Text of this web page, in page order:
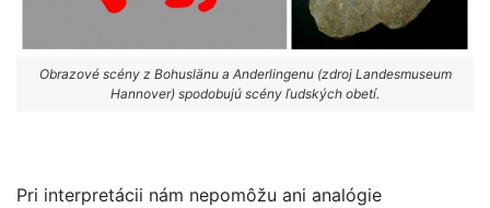
Obrazové scény z Bohuslänu a Anderlingenu (zdroj Landesmuseum
Hannover) spodobujú scény ľudských obetí.
Pri interpretácii nám nepomôžu ani analógie